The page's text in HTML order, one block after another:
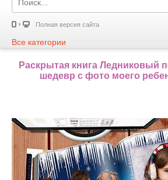
Полная версия сайта
Все категории
Раскрытая книга Ледниковый
шедевр с фото моего